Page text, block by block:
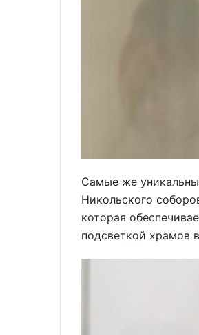
Самые же
Никольского
которая
подсветкой храмов